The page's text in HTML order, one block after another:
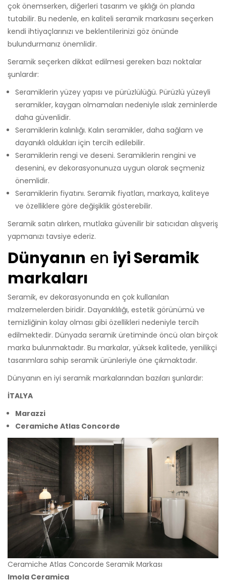
çok önemserken, diğerleri tasarım ve şıklığı ön planda
tutabilir. Bu nedenle, en kaliteli seramik markasını seçerken
kendi ihtiyaçlarınızı ve beklentilerinizi göz önünde
bulundurmanız önemlidir.
Seramik seçerken dikkat edilmesi gereken bazı noktalar
şunlardır:
Seramiklerin yüzey yapısı ve pürüzlülüğü. Pürüzlü yüzeyli
seramikler, kaygan olmamaları nedeniyle ıslak zeminlerde
daha güvenlidir.
Seramiklerin kalınlığı. Kalın seramikler, daha sağlam ve
dayanıklı oldukları için tercih edilebilir.
Seramiklerin rengi ve deseni. Seramiklerin rengini ve
desenini, ev dekorasyonunuza uygun olarak seçmeniz
önemlidir.
Seramiklerin fiyatını. Seramik fiyatları, markaya, kaliteye
ve özelliklere göre değişiklik gösterebilir.
Seramik satın alırken, mutlaka güvenilir bir satıcıdan alışveriş
yapmanızı tavsiye ederiz.
Dünyanın en iyi Seramik
markaları
Seramik, ev dekorasyonunda en çok kullanılan
malzemelerden biridir. Dayanıklılığı, estetik görünümü ve
temizliğinin kolay olması gibi özellikleri nedeniyle tercih
edilmektedir. Dünyada seramik üretiminde öncü olan birçok
marka bulunmaktadır. Bu markalar, yüksek kalitede, yenilikçi
tasarımlara sahip seramik ürünleriyle öne çıkmaktadır.
Dünyanın en iyi seramik markalarından bazıları şunlardır:
İTALYA
Marazzi
Ceramiche Atlas Concorde
Ceramiche Atlas Concorde Seramik Markası
Imola Ceramica